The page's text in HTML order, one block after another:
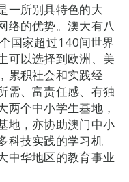
一所别具特色的大
络的优势。澳大有八
国家超过140间世界
可以选择到欧洲、美
累积社会和实践经
需、富责任感、有独
两个中小学生基地，
地，亦协助澳门中小
科技实践的学习机
中华地区的教育事业